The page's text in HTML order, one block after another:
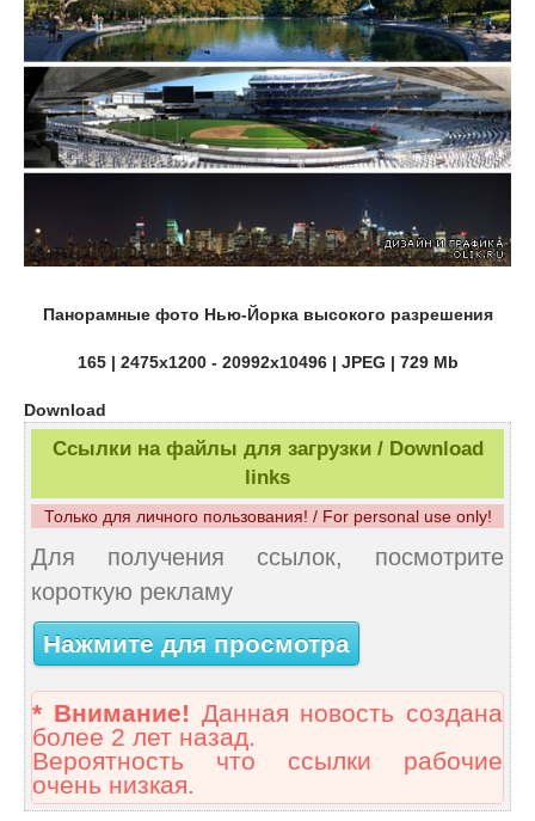
Панорамные фото Нью-Йорка высокого разрешения
165 | 2475x1200 - 20992x10496 | JPEG | 729 Mb
Download
Ссылки на файлы для загрузки / Download
links
Только для личного пользования! / For personal use only!
Для получения ссылок, посмотрите
короткую рекламу
Нажмите для просмотра
* Внимание! Данная новость создана
более 2 лет назад.
Вероятность что ссылки рабочие
очень низкая.